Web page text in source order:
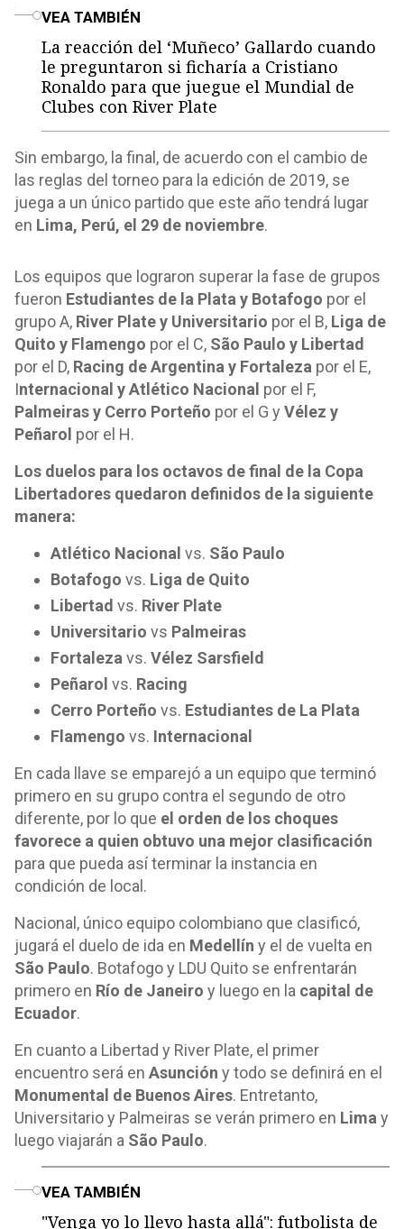
VEA TAMBIÉN
La reacción del ‘Muñeco’ Gallardo cuando
le preguntaron si ficharía a Cristiano
Ronaldo para que juegue el Mundial de
Clubes con River Plate
Sin embargo, la final, de acuerdo con el cambio de
las reglas del torneo para la edición de 2019, se
juega a un único partido que este año tendrá lugar
en Lima, Perú, el 29 de noviembre.
Los equipos que lograron superar la fase de grupos
fueron Estudiantes de la Plata y Botafogo por el
grupo A, River Plate y Universitario por el B, Liga de
Quito y Flamengo por el C, São Paulo y Libertad
por el D, Racing de Argentina y Fortaleza por el E,
Internacional y Atlético Nacional por el F,
Palmeiras y Cerro Porteño por el G y Vélez y
Peñarol por el H.
Los duelos para los octavos de final de la Copa
Libertadores quedaron definidos de la siguiente
manera:
Atlético Nacional vs. São Paulo
Botafogo vs. Liga de Quito
Libertad vs. River Plate
Universitario vs Palmeiras
Fortaleza vs. Vélez Sarsfield
Peñarol vs. Racing
Cerro Porteño vs. Estudiantes de La Plata
Flamengo vs. Internacional
En cada llave se emparejó a un equipo que terminó
primero en su grupo contra el segundo de otro
diferente, por lo que el orden de los choques
favorece a quien obtuvo una mejor clasificación
para que pueda así terminar la instancia en
condición de local.
Nacional, único equipo colombiano que clasificó,
jugará el duelo de ida en Medellín y el de vuelta en
São Paulo. Botafogo y LDU Quito se enfrentarán
primero en Río de Janeiro y luego en la capital de
Ecuador.
En cuanto a Libertad y River Plate, el primer
encuentro será en Asunción y todo se definirá en el
Monumental de Buenos Aires. Entretanto,
Universitario y Palmeiras se verán primero en Lima y
luego viajarán a São Paulo.
VEA TAMBIÉN
"Venga yo lo llevo hasta allá": futbolista de